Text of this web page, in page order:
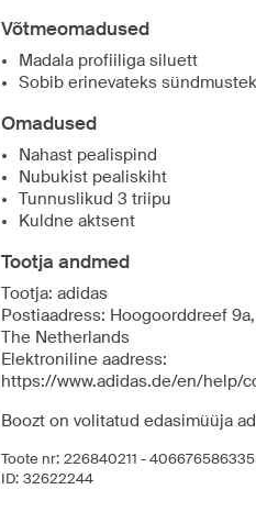
Võtmeomadused
Madala profiiliga siluett
Sobib erinevateks
Omadused
Nahast pealispind
Nubukist pealiskiht
Tunnuslikud 3 triipu
Kuldne aktsent
Tootja andmed
Tootja: adidas
Postiaadress: Hoogoorddreef
The Netherlands
Elektroniline aadress:
https://www.adidas.de/en/help/
Boozt on volitatud edasimüüja
Toote nr: 226840211 -
ID: 32622244